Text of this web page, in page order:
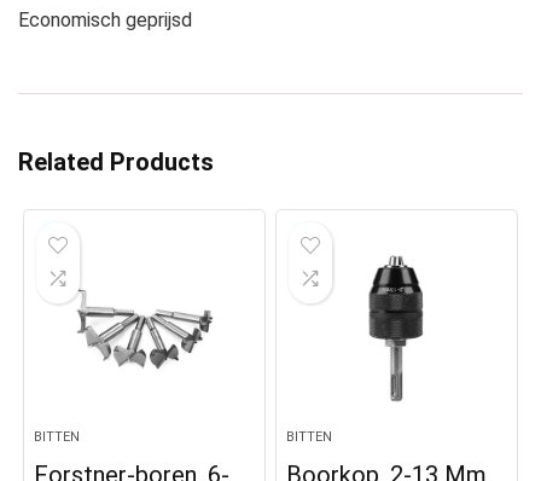
Economisch geprijsd
Related Products
BITTEN BITTEN